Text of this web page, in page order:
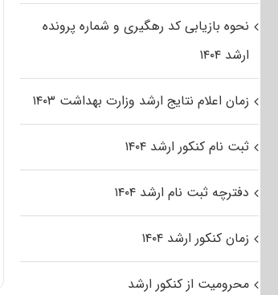
نحوه بازیابی کد رهگیری و شماره پرونده
ارشد ۱۴۰۴
زمان اعلام نتایج ارشد وزارت بهداشت ۱۴۰۳
ثبت نام کنکور ارشد ۱۴۰۴
دفترچه ثبت نام ارشد ۱۴۰۴
زمان کنکور ارشد ۱۴۰۴
محرومیت از کنکور ارشد